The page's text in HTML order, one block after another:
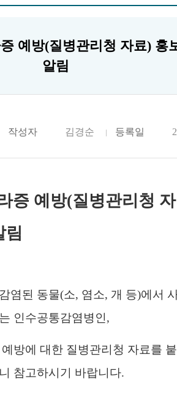
예방(질병관리청 자료) 홍
알림
작성자 김경순 등록일
증 예방(질병관리청 자
림
염된 동물(소, 염소, 개 등)에서
인수공통감염병인,
방에 대한 질병관리청 자료를 붙
참고하시기 바랍니다.